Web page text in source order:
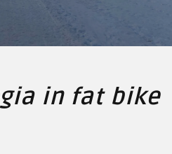
in fat bike